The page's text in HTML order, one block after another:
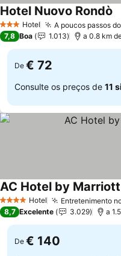
3 EstrelasHotel A poucos passos
Hotel Nuovo Rondò
7,8 Boa 1.013 a 0.8 km
De € 72
Consulte os preços de 11
4 EstrelasHotel Entretenimento
AC Hotel by
8,7 Excelente 3.029 a
De € 140